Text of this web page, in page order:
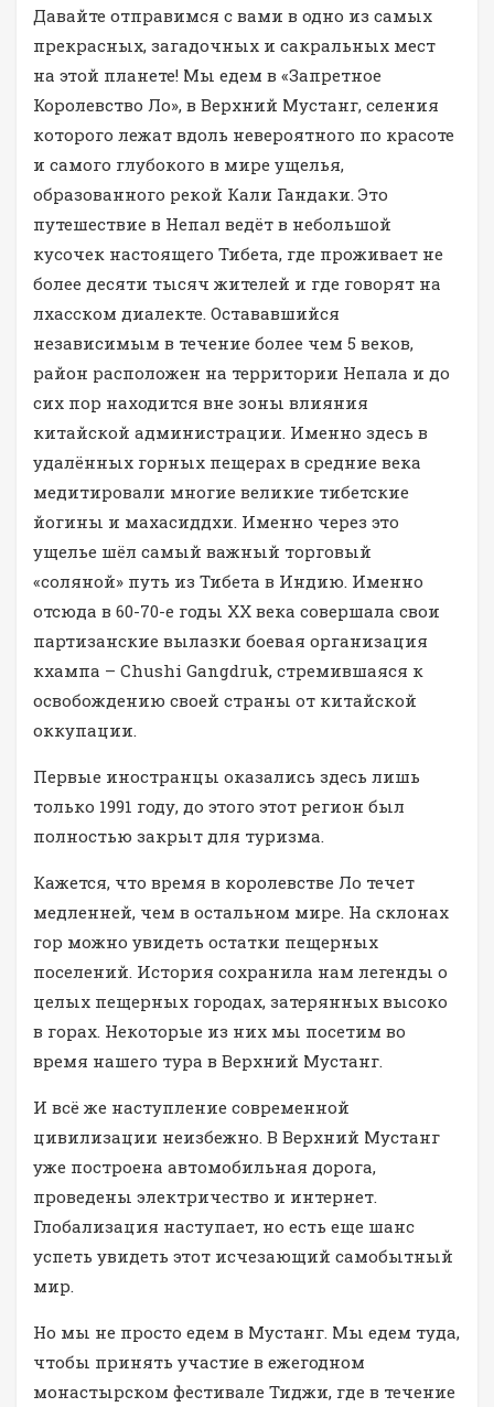
Давайте отправимся с вами в одно из самых
прекрасных, загадочных и сакральных мест
на этой планете! Мы едем в «Запретное
Королевство Ло», в Верхний Мустанг, селения
которого лежат вдоль невероятного по красоте
и самого глубокого в мире ущелья,
образованного рекой Кали Гандаки. Это
путешествие в Непал ведёт в небольшой
кусочек настоящего Тибета, где проживает не
более десяти тысяч жителей и где говорят на
лхасском диалекте. Остававшийся
независимым в течение более чем 5 веков,
район расположен на территории Непала и до
сих пор находится вне зоны влияния
китайской администрации. Именно здесь в
удалённых горных пещерах в средние века
медитировали многие великие тибетские
йогины и махасиддхи. Именно через это
ущелье шёл самый важный торговый
«соляной» путь из Тибета в Индию. Именно
отсюда в 60-70-е годы XX века совершала свои
партизанские вылазки боевая организация
кхампа – Chushi Gangdruk, стремившаяся к
освобождению своей страны от китайской
оккупации.
Первые иностранцы оказались здесь лишь
только 1991 году, до этого этот регион был
полностью закрыт для туризма.
Кажется, что время в королевстве Ло течет
медленней, чем в остальном мире. На склонах
гор можно увидеть остатки пещерных
поселений. История сохранила нам легенды о
целых пещерных городах, затерянных высоко
в горах. Некоторые из них мы посетим во
время нашего тура в Верхний Мустанг.
И всё же наступление современной
цивилизации неизбежно. В Верхний Мустанг
уже построена автомобильная дорога,
проведены электричество и интернет.
Глобализация наступает, но есть еще шанс
успеть увидеть этот исчезающий самобытный
мир.
Но мы не просто едем в Мустанг. Мы едем туда,
чтобы принять участие в ежегодном
монастырском фестивале Тиджи, где в течение